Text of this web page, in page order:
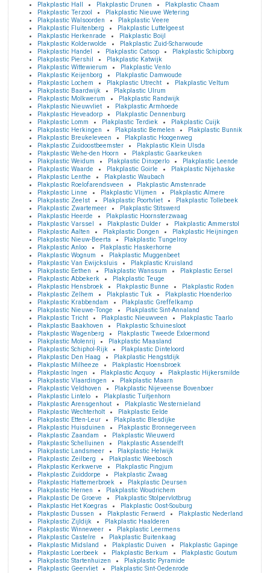
Plakplastic Hall Plakplastic Drunen
Plakplastic Chaam
Plakplastic Terzool
Plakplastic Nieuwe Wetering
Plakplastic Walsoorden
Plakplastic Veere
Plakplastic Fluitenberg
Plakplastic Luttelgeest
Plakplastic Herkenrade
Plakplastic Boijl
Plakplastic Kolderwolde
Plakplastic Zuid-Scharwoude
Plakplastic Handel
Plakplastic Catsop
Plakplastic Schipborg
Plakplastic Piershil
Plakplastic Katwijk
Plakplastic Wittewierum
Plakplastic Venlo
Plakplastic Keijenborg
Plakplastic Damwoude
Plakplastic Lochem
Plakplastic Utrecht
Plakplastic Veltum
Plakplastic Baardwijk
Plakplastic Ulrum
Plakplastic Molkwerum
Plakplastic Randwijk
Plakplastic Nieuwvliet
Plakplastic Armhoede
Plakplastic Heveadorp
Plakplastic Dennenburg
Plakplastic Lomm
Plakplastic Terdiek
Plakplastic Cuijk
Plakplastic Herkingen
Plakplastic Bemelen
Plakplastic Bunnik
Plakplastic Breukeleveen
Plakplastic Hoogenweg
Plakplastic Zuidoostbeemster
Plakplastic Klein Ulsda
Plakplastic Wehe-den Hoorn
Plakplastic Gaarkeuken
Plakplastic Weidum
Plakplastic Dinxperlo
Plakplastic Leende
Plakplastic Waarde
Plakplastic Goirle
Plakplastic Nijehaske
Plakplastic Lenthe
Plakplastic Waubach
Plakplastic Roelofarendsveen
Plakplastic Amstenrade
Plakplastic Linne
Plakplastic Vlijmen
Plakplastic Almere
Plakplastic Zeelst
Plakplastic Poortvliet
Plakplastic Tollebeek
Plakplastic Zwartemeer
Plakplastic Stitswerd
Plakplastic Heerde
Plakplastic Hoornsterzwaag
Plakplastic Varssel
Plakplastic Dulder
Plakplastic Ammerstol
Plakplastic Aalten
Plakplastic Dongen
Plakplastic Heijningen
Plakplastic Nieuw-Beerta
Plakplastic Tungelroy
Plakplastic Anloo
Plakplastic Haskerhorne
Plakplastic Wognum
Plakplastic Muggenbeet
Plakplastic Van Ewijcksluis
Plakplastic Kruisland
Plakplastic Eethen
Plakplastic Wanssum
Plakplastic Eersel
Plakplastic Abbekerk
Plakplastic Teuge
Plakplastic Hensbroek
Plakplastic Bunne
Plakplastic Roden
Plakplastic Zelhem
Plakplastic Tuk
Plakplastic Hoenderloo
Plakplastic Krabbendam
Plakplastic Greffelkamp
Plakplastic Nieuwe-Tonge
Plakplastic Sint-Annaland
Plakplastic Tricht
Plakplastic Nieuwveen
Plakplastic Taarlo
Plakplastic Baakhoven
Plakplastic Schuinesloot
Plakplastic Wagenberg
Plakplastic Tweede Exloermond
Plakplastic Molenrij
Plakplastic Maasland
Plakplastic Schiphol-Rijk
Plakplastic Dinteloord
Plakplastic Den Haag
Plakplastic Hengstdijk
Plakplastic Milheeze
Plakplastic Hoensbroek
Plakplastic Ingen
Plakplastic Acquoy
Plakplastic Hijkersmilde
Plakplastic Vlaardingen
Plakplastic Maarn
Plakplastic Veldhoven
Plakplastic Nijeveense Bovenboer
Plakplastic Lintelo
Plakplastic Tuitjenhorn
Plakplastic Arensgenhout
Plakplastic Westernieland
Plakplastic Wechterholt
Plakplastic Eelde
Plakplastic Etten-Leur
Plakplastic Blesdijke
Plakplastic Huisduinen
Plakplastic Bronnegerveen
Plakplastic Zaandam
Plakplastic Wieuwerd
Plakplastic Schelluinen
Plakplastic Assendelft
Plakplastic Landsmeer
Plakplastic Helwijk
Plakplastic Zeilberg
Plakplastic Weebosch
Plakplastic Kerkwerve
Plakplastic Pingjum
Plakplastic Zuiddorpe
Plakplastic Zwaag
Plakplastic Hattemerbroek
Plakplastic Deursen
Plakplastic Hernen
Plakplastic Woudrichem
Plakplastic De Groeve
Plakplastic Stolpervlotbrug
Plakplastic Het Koegras
Plakplastic Oost-Souburg
Plakplastic Dussen
Plakplastic Ferwerd
Plakplastic Nederland
Plakplastic Zijldijk
Plakplastic Haalderen
Plakplastic Winneweer
Plakplastic Leermens
Plakplastic Castelre
Plakplastic Buitenkaag
Plakplastic Midsland
Plakplastic Duiven
Plakplastic Gapinge
Plakplastic Loerbeek
Plakplastic Berkum
Plakplastic Goutum
Plakplastic Startenhuizen
Plakplastic Pyramide
Plakplastic Geervliet
Plakplastic Sint-Oedenrode